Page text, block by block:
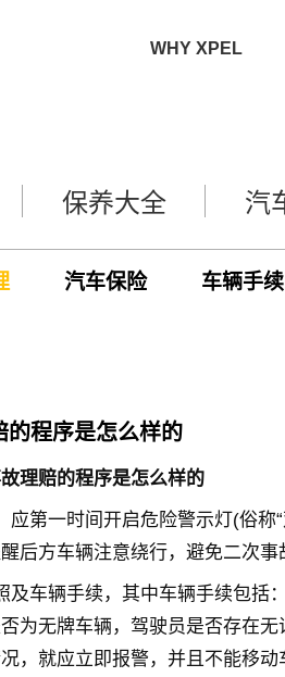
WHY XPEL
保养大全 汽
汽车保险 车辆手续
的程序是怎么样的
理赔的程序是怎么样的
应第一时间开启危险警示灯(俗称
后方车辆注意绕行，避免二次事
及车辆手续，其中车辆手续包括
为无牌车辆，驾驶员是否存在
，就应立即报警，并且不能移动